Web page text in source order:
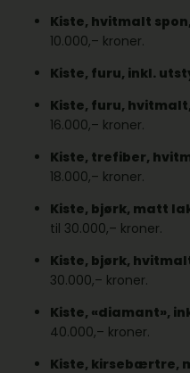
Kiste, hvitmalt
10.000,– kroner.
Kiste, furu, inkl.
Kiste, furu,
16.000,– kroner.
Kiste, trefiber,
18.000,– kroner.
Kiste, bjørk, matt
til 30.000,– kroner.
Kiste, bjørk,
30.000,– kroner.
Kiste, «diamant»,
40.000,– kroner.
Kiste, kirsebærtre,